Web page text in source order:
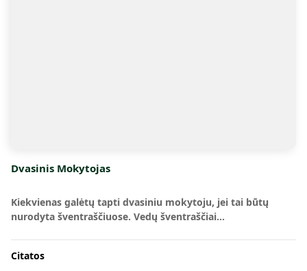
Dvasinis Mokytojas
Kiekvienas galėtų tapti dvasiniu mokytoju, jei tai būtų
nurodyta šventraščiuose. Vedų šventraščiai…
Citatos